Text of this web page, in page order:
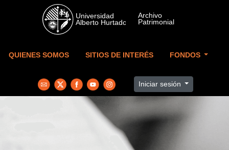
Skip to main content
QUIENES SOMOS SITIOS DE INTERÉS FONDOS
Iniciar sesión